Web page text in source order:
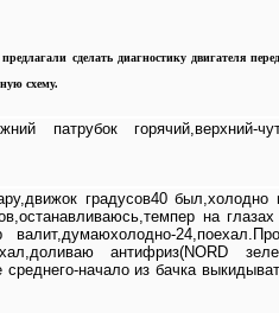
сделать диагностику двигателя
схему.
патрубок горячий,верхний-
градусов40 был,холодно
на
антифриз(NORD
начало из бачка